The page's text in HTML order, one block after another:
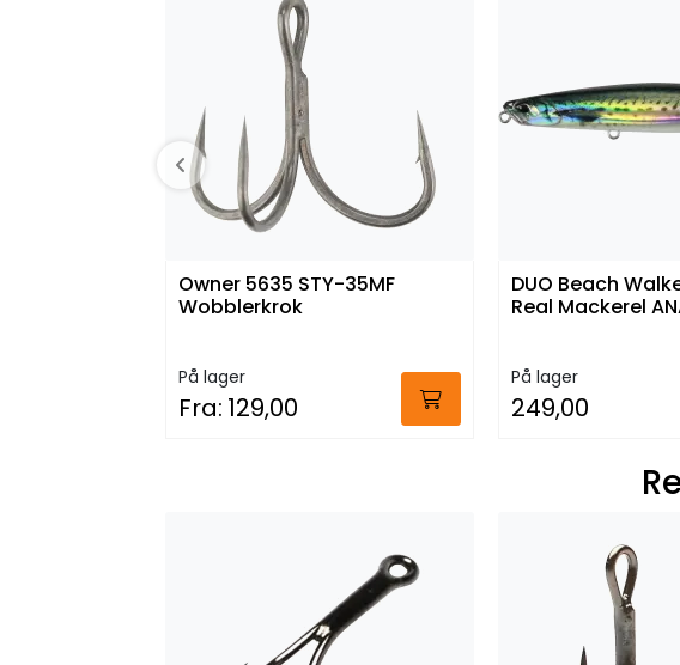
Owner 5635 STY-35MF
Wobblerkrok
På lager
Fra: 129,00
DUO Beach
Real Mackerel
På lager
249,00